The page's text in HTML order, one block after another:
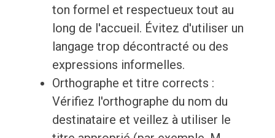
ton formel et respectueux tout au
long de l'accueil. Évitez d'utiliser un
langage trop décontracté ou des
expressions informelles.
Orthographe et titre corrects :
Vérifiez l'orthographe du nom du
destinataire et veillez à utiliser le